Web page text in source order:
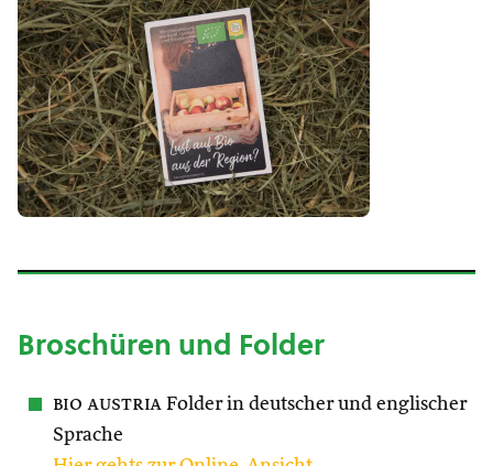
Broschüren und Folder
bio austria Folder in deutscher und englischer
Sprache